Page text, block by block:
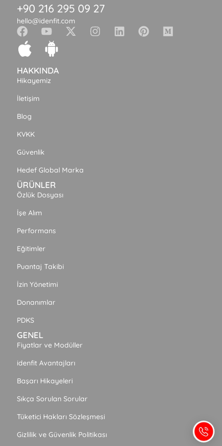
+90 216 295 09 27
hello@idenfit.com
HAKKINDA
Hikayemiz
İletişim
Blog
KVKK
Güvenlik
Hedef Global Marka
ÜRÜNLER
Özlük Dosyası
İşe Alım
Performans
Eğitimler
Puantaj Takibi
İzin Yönetimi
Donanımlar
PDKS
GENEL
Fiyatlar ve Modüller
idenfit Avantajları
Başarı Hikayeleri
Sıkça Sorulan Sorular
Tüketici Hakları Sözleşmesi
Gizlilik ve Güvenlik Politikası